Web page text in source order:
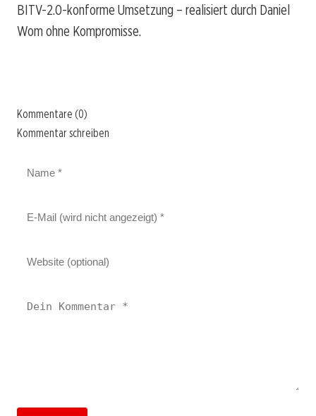
BITV-2.0-konforme Umsetzung – realisiert durch Daniel
Wom ohne Kompromisse.
Kommentare (0)
Kommentar schreiben